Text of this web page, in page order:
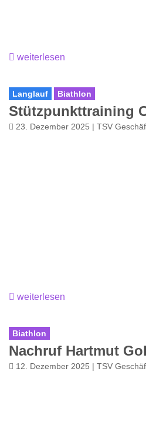
weiterlesen
Langlauf Biathlon
Stützpunkttraining
23. Dezember 2025 | TSV
weiterlesen
Biathlon
Nachruf Hartmut
12. Dezember 2025 | TSV